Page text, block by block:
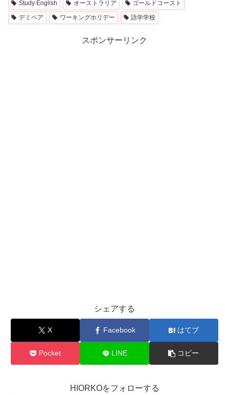
Study English オーストラリア
ゴールドコースト
デミペア
ワーキングホリデー 語学学校
スポンサーリンク
シェアする
X Facebook はてブ
Pocket LINE コピー
HIORKOをフォローする